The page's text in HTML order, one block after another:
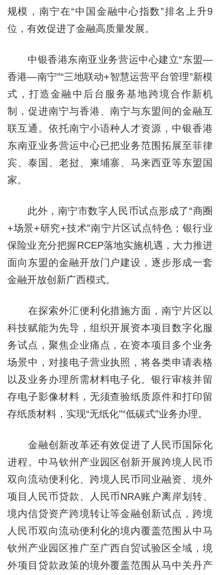
规模，南宁在“中国金融中心指数”排名上升9
位，有效促进了金融高质量发展。
中银香港东南亚业务营运中心建立“东盟—
香港—南宁”“三地联动+智慧运营平台管理”新模
式，打造金融中后台服务基地跨境合作新机
制，促进南宁与香港、南宁与东盟间的金融互
联互通。依托南宁小语种人才资源，中银香港
东南亚业务营运中心已把业务范围拓展至菲律
宾、泰国、老挝、柬埔寨、马来西亚等东盟国
家。
此外，南宁市数字人民币试点形成了“商圈
+场景+研究+技术”南宁片区试点特色；银行业
保险业充分把握RCEP落地实施机遇，大力推进
面向东盟的金融开放门户建设，逐步形成一套
金融开放创新广西模式。
在探索外汇便利化措施方面，南宁片区以
科技赋能为先导，组织开展资本项目数字化服
务试点，聚焦企业痛点，在资本项目多个业务
场景中，对接电子营业执照，将各类申请表格
以及业务办理所需材料电子化。银行审核并留
存电子影像材料，无须查验纸质原件和打印留
存纸质材料，实现“无纸化”“低碳式”业务办理。
金融创新改革还有效促进了人民币国际化
进程。中马钦州产业园区创新开展跨境人民币
双向流动便利化、跨境人民币同业融资、境外
项目人民币贷款、人民币NRA账户离岸划转、
境内信贷资产跨境转让等金融创新试点，跨境
人民币双向流动便利化的境内覆盖范围从中马
钦州产业园区推广至广西自贸试验区全域，境
外项目贷款政策的境外覆盖范围从马中关丹产